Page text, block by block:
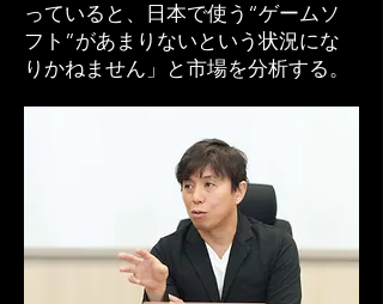
っていると、日本で使う“ゲームソ
フト”があまりないという状況にな
りかねません」と市場を分析する。